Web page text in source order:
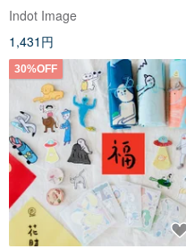
Indot Image
1,431円
30%OFF